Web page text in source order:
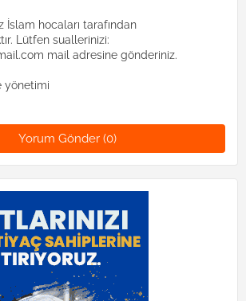
İslam hocaları tarafından
Lütfen suallerinizi:
mail adresine gönderiniz.
yönetimi
Yorum Gönder (0)